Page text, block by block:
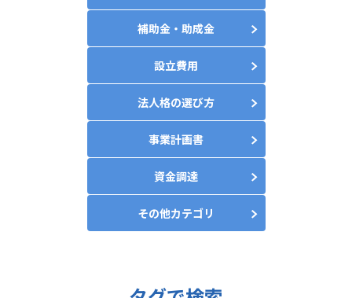
補助金・助成金
設立費用
法人格の選び方
事業計画書
資金調達
その他カテゴリ